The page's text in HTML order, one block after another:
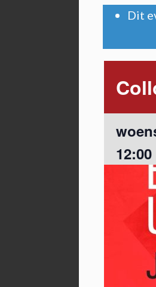
Dit
12:00